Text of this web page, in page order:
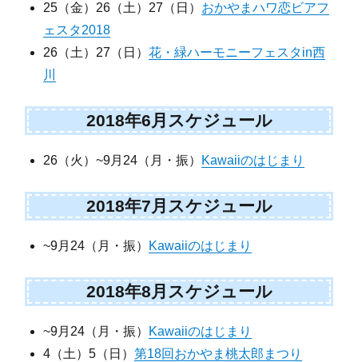
25（金）26（土）27（日） おかやまハワ恋ビアフ
ェスタ2018
26（土）27（日）花・緑ハーモニーフェスタin西
川
2018年6月スケジュール
26（火）~9月24（月・振） Kawaiiのはじまり
2018年7月スケジュール
~9月24（月・振） Kawaiiのはじまり
2018年8月スケジュール
~9月24（月・振） Kawaiiのはじまり
4（土）5（日）第18回おかやま桃太郎まつり